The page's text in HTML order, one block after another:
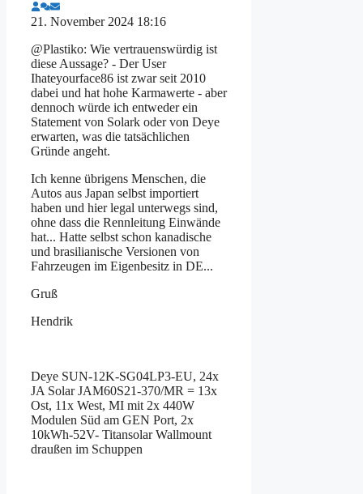
21. November 2024 18:16
@Plastiko: Wie vertrauenswürdig ist
diese Aussage? - Der User
Ihateyourface86 ist zwar seit 2010
dabei und hat hohe Karmawerte - aber
dennoch würde ich entweder ein
Statement von Solark oder von Deye
erwarten, was die tatsächlichen
Gründe angeht.
Ich kenne übrigens Menschen, die
Autos aus Japan selbst importiert
haben und hier legal unterwegs sind,
ohne dass die Rennleitung Einwände
hat... Hatte selbst schon kanadische
und brasilianische Versionen von
Fahrzeugen im Eigenbesitz in DE...
Gruß
Hendrik
Deye SUN-12K-SG04LP3-EU, 24x
JA Solar JAM60S21-370/MR = 13x
Ost, 11x West, MI mit 2x 440W
Modulen Süd am GEN Port, 2x
10kWh-52V- Titansolar Wallmount
draußen im Schuppen